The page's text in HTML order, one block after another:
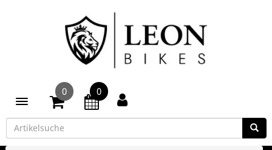
Toggle navigation
0 0